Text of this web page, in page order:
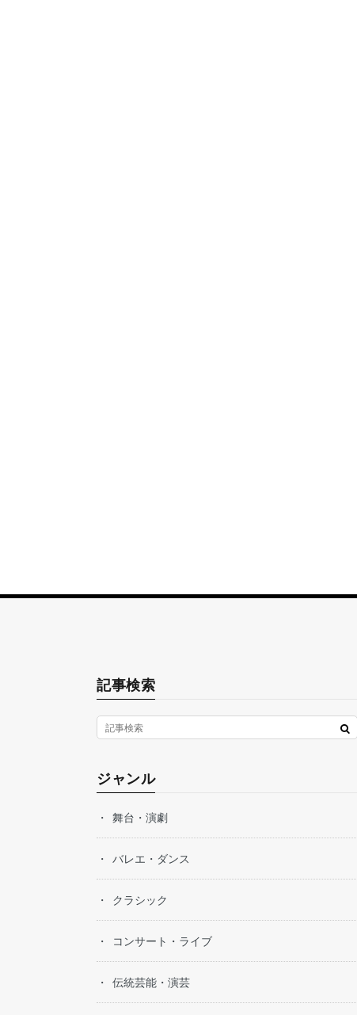
記事検索
ジャンル
舞台・演劇
バレエ・ダンス
クラシック
コンサート・ライブ
伝統芸能・演芸